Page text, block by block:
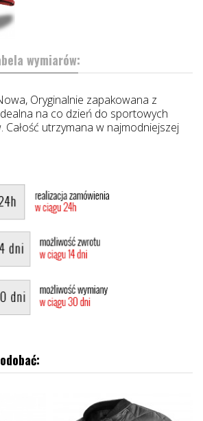
wymiarów:
Oryginalnie zapakowana z
na co dzień do sportowych
Całość utrzymana w najmodniejszej